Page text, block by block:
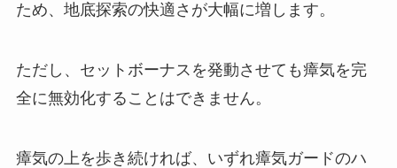
ため、地底探索の快適さが大幅に増します。
ただし、セットボーナスを発動させても瘴気を完
全に無効化することはできません。
瘴気の上を歩き続ければ、いずれ瘴気ガードのハ